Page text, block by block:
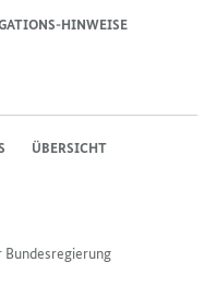
HINWEISE
ÜBERSICHT